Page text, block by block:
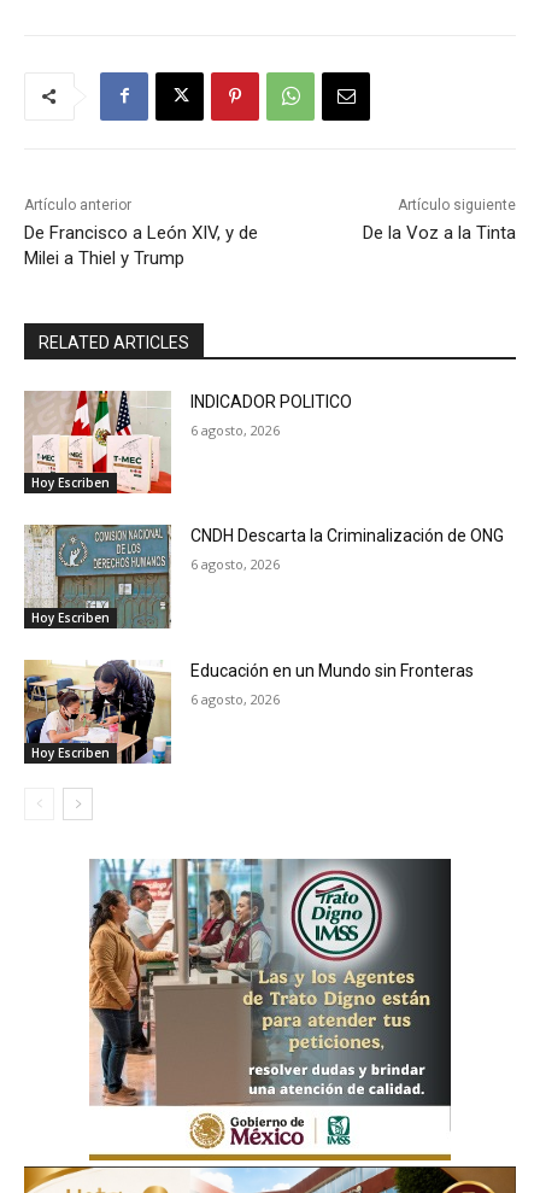
Artículo anterior
De Francisco a León XIV, y de
Milei a Thiel y Trump
Artículo siguiente
De la Voz a la Tinta
RELATED ARTICLES
Hoy Escriben
INDICADOR POLITICO
6 agosto, 2026
Hoy Escriben
CNDH Descarta la Criminalización de ONG
6 agosto, 2026
Hoy Escriben
Educación en un Mundo sin Fronteras
6 agosto, 2026